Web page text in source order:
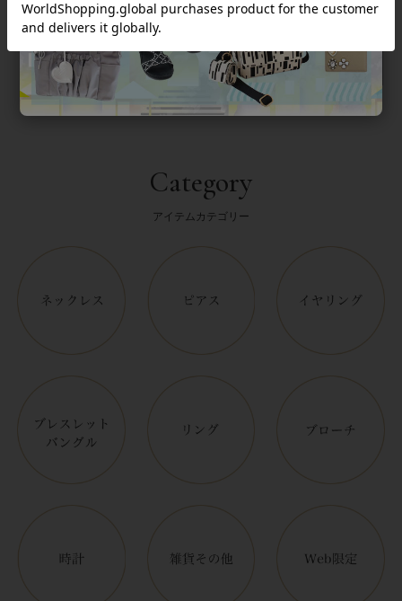
返品について
Category
アイテムカテゴリー